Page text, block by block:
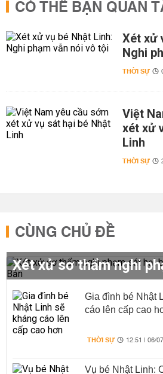
CÓ THỂ BẠN QUAN
Xét xử
Nghi
THỜI SỰ
Việt
xét xử
Linh
THỜI SỰ
CÙNG CHỦ ĐỀ
Gia đình bé Nhật
cáo lên cấp cao
THỜI SỰ 12:51 | 06/
Vụ bé Nhật Linh: